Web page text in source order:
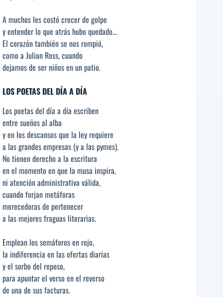
A muchos les costó crecer de golpe
y entender lo que atrás hubo quedado…
El corazón también se nos rompió,
como a Julian Ross, cuando
dejamos de ser niños en un patio.
LOS POETAS DEL DÍA A DÍA
Los poetas del día a día escriben
entre sueños al alba
y en los descansos que la ley requiere
a las grandes empresas (y a las pymes).
No tienen derecho a la escritura
en el momento en que la musa inspira,
ni atención administrativa válida,
cuando forjan metáforas
merecedoras de pertenecer
a las mejores fraguas literarias.
Emplean los semáforos en rojo,
la indiferencia en las ofertas diarias
y el sorbo del reposo,
para apuntar el verso en el reverso
de una de sus facturas.